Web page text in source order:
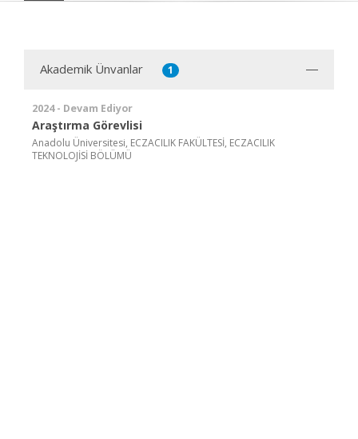
Akademik Ünvanlar 1
2024 - Devam Ediyor
Araştırma Görevlisi
Anadolu Üniversitesi, ECZACILIK FAKÜLTESİ, ECZACILIK
TEKNOLOJİSİ BÖLÜMÜ